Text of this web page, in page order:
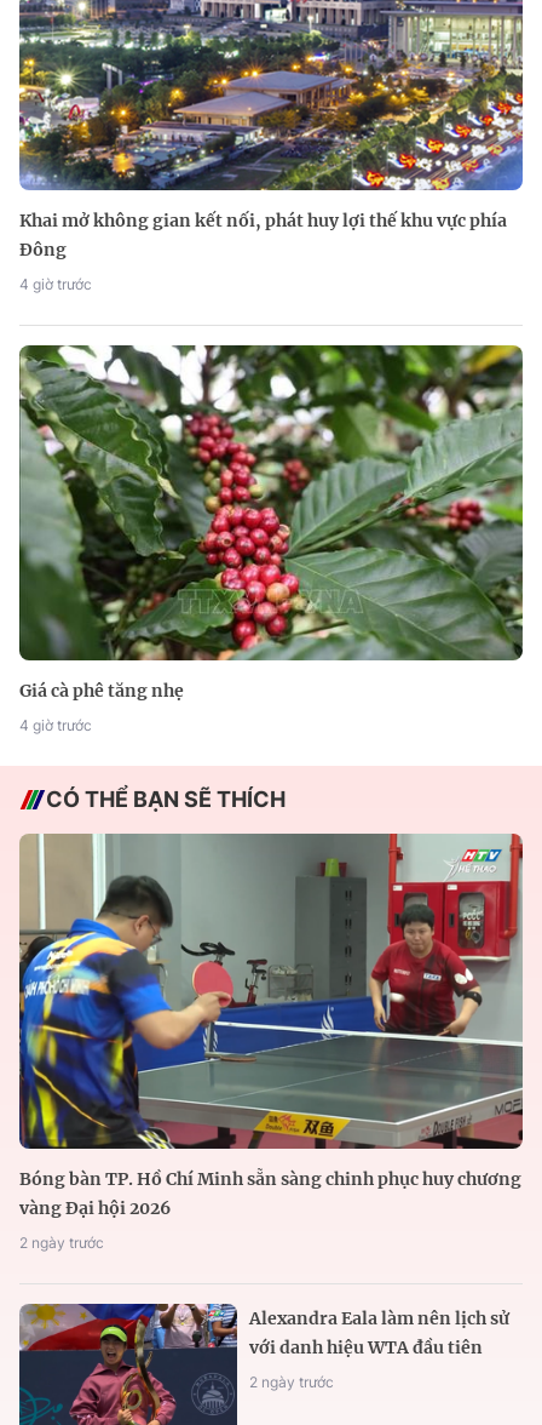
Khai mở không gian kết nối, phát huy lợi thế khu vực phía
Đông
4 giờ trước
Giá cà phê tăng nhẹ
4 giờ trước
CÓ THỂ BẠN SẼ THÍCH
Bóng bàn TP. Hồ Chí Minh sẵn sàng chinh phục huy chương
vàng Đại hội 2026
2 ngày trước
Alexandra Eala làm nên lịch sử
với danh hiệu WTA đầu tiên
2 ngày trước